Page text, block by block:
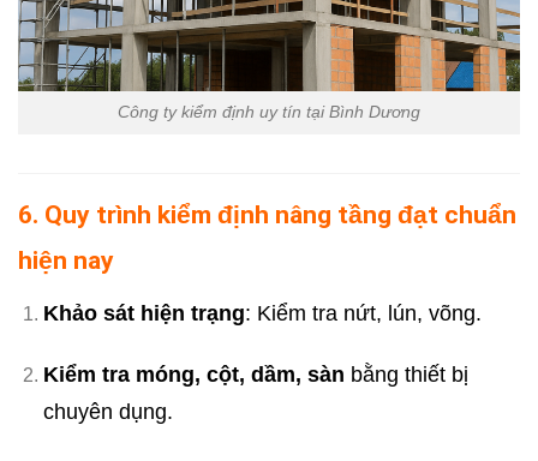
Công ty kiểm định uy tín tại Bình Dương
6. Quy trình kiểm định nâng tầng đạt chuẩn
hiện nay
Khảo sát hiện trạng: Kiểm tra nứt, lún, võng.
Kiểm tra móng, cột, dầm, sàn bằng thiết bị
chuyên dụng.